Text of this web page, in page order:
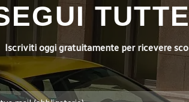
Iscriviti oggi gratuitamente per ricevere